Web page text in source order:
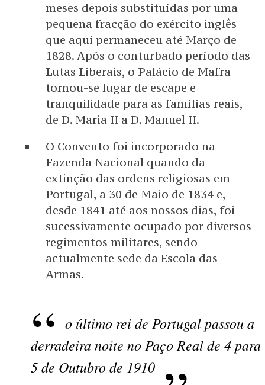
meses depois substituídas por uma
pequena fracção do exército inglês
que aqui permaneceu até Março de
1828. Após o conturbado período das
Lutas Liberais, o Palácio de Mafra
tornou-se lugar de escape e
tranquilidade para as famílias reais,
de D. Maria II a D. Manuel II.
O Convento foi incorporado na
Fazenda Nacional quando da
extinção das ordens religiosas em
Portugal, a 30 de Maio de 1834 e,
desde 1841 até aos nossos dias, foi
sucessivamente ocupado por diversos
regimentos militares, sendo
actualmente sede da Escola das
Armas.
o último rei de Portugal passou a
derradeira noite no Paço Real de 4 para
5 de Outubro de 1910